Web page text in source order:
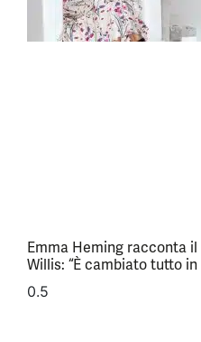
Emma Heming racconta
Willis: “È cambiato tutto in